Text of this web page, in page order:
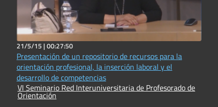
21/5/15 |00:27:50
Presentación de un repositorio de recursos para la
orientación profesional, la inserción laboral y el
desarrollo de competencias
VI Seminario Red Interuniversitaria de Profesorado de
Orientación